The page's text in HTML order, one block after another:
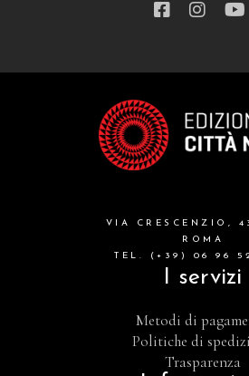
VIA CRESCENZIO,
ROMA
TEL. (+39) 06 96
I servizi
Metodi di
Politiche di
Trasparenza